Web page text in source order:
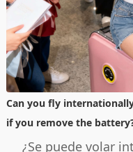
Can you fly
if you remove the
¿Se puede volar